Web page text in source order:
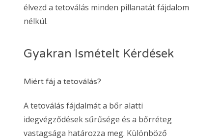
élvezd a tetoválás minden pillanatát fájdalom
nélkül.
Gyakran Ismételt Kérdések
Miért fáj a tetoválás?
A tetoválás fájdalmát a bőr alatti
idegvégződések sűrűsége és a bőrréteg
vastagsága határozza meg. Különböző